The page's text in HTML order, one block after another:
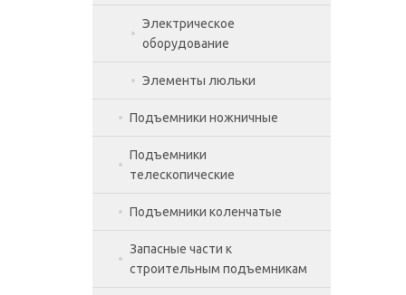
Электрическое
оборудование
Элементы люльки
Подъемники ножничные
Подъемники
телескопические
Подъемники коленчатые
Запасные части к
строительным подъемникам